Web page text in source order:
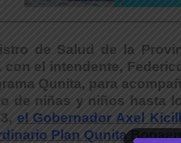
de Salud de la
con el intendente,
Qunita, para
de niñas y niños hasta
el Gobernador Axel
Plan Qunita